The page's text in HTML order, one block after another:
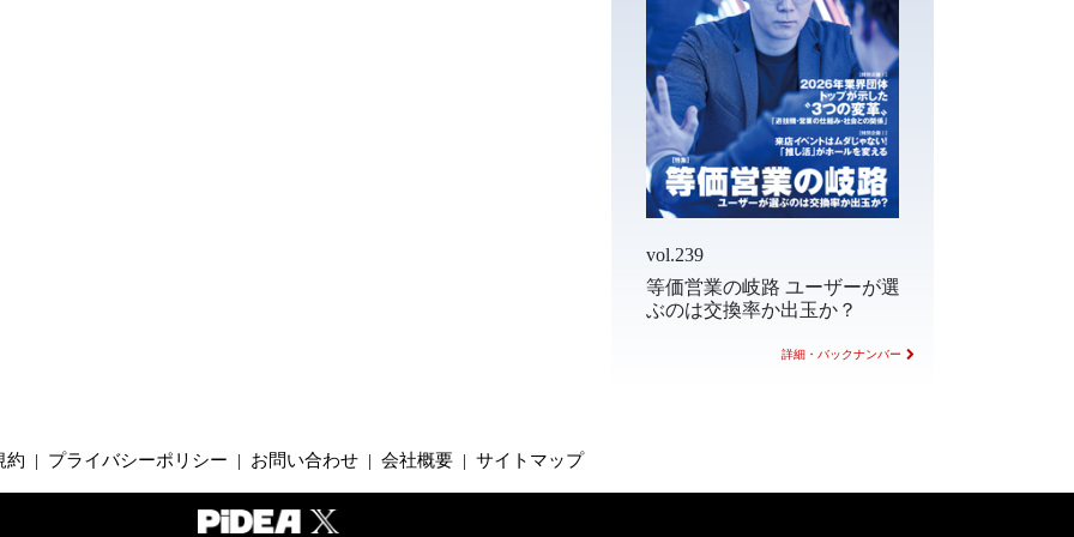
vol.239
等価営業の岐路 ユーザーが選
ぶのは交換率か出玉か？
詳細・バックナンバー
約 | プライバシーポリシー | お問い合わせ | 会社概要 | サイトマップ